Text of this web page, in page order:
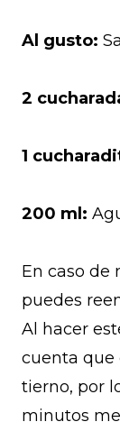
Al gusto:
2
1
200 ml:
En caso de
puedes
Al hacer
cuenta que
tierno, por
minutos